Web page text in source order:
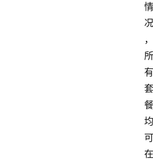
情
况
，
所
有
套
餐
均
可
在